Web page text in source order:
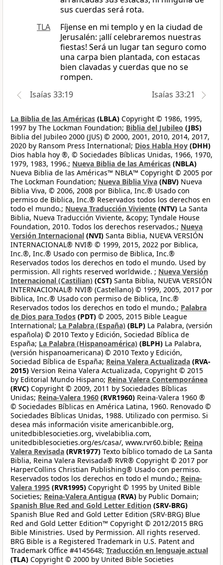
sus cuerdas será rota.
TLA
Fíjense en mi templo y en la ciudad de
Jerusalén: ¡allí celebraremos nuestras
fiestas! Será un lugar tan seguro como
una carpa bien plantada, con estacas
bien clavadas y cuerdas que no se
rompen.
Isaías 33:19
Isaías 33:21
La Biblia de las Américas (LBLA) Copyright © 1986, 1995,
1997 by The Lockman Foundation; Biblia del Jubileo (JBS)
Biblia del Jubileo 2000 (JUS) © 2000, 2001, 2010, 2014, 2017,
2020 by Ransom Press International; Dios Habla Hoy (DHH)
Dios habla hoy ®, © Sociedades Bíblicas Unidas, 1966, 1970,
1979, 1983, 1996.; Nueva Biblia de las Américas (NBLA)
Nueva Biblia de las Américas™ NBLA™ Copyright © 2005 por
The Lockman Foundation; Nueva Biblia Viva (NBV) Nueva
Biblia Viva, © 2006, 2008 por Biblica, Inc.® Usado con
permiso de Biblica, Inc.® Reservados todos los derechos en
todo el mundo.; Nueva Traducción Viviente (NTV) La Santa
Biblia, Nueva Traducción Viviente, &copy; Tyndale House
Foundation, 2010. Todos los derechos reservados.; Nueva
Versión Internacional (NVI) Santa Biblia, NUEVA VERSIÓN
INTERNACIONAL® NVI® © 1999, 2015, 2022 por Biblica,
Inc.®, Inc.® Usado con permiso de Biblica, Inc.®
Reservados todos los derechos en todo el mundo. Used by
permission. All rights reserved worldwide. ; Nueva Versión
Internacional (Castilian) (CST) Santa Biblia, NUEVA VERSIÓN
INTERNACIONAL® NVI® (Castellano) © 1999, 2005, 2017 por
Biblica, Inc.® Usado con permiso de Biblica, Inc.®
Reservados todos los derechos en todo el mundo.; Palabra
de Dios para Todos (PDT) © 2005, 2015 Bible League
International; La Palabra (España) (BLP) La Palabra, (versión
española) © 2010 Texto y Edición, Sociedad Bíblica de
España; La Palabra (Hispanoamérica) (BLPH) La Palabra,
(versión hispanoamericana) © 2010 Texto y Edición,
Sociedad Bíblica de España; Reina Valera Actualizada (RVA-
2015) Version Reina Valera Actualizada, Copyright © 2015
by Editorial Mundo Hispano; Reina Valera Contemporánea
(RVC) Copyright © 2009, 2011 by Sociedades Bíblicas
Unidas; Reina-Valera 1960 (RVR1960) Reina-Valera 1960 ®
© Sociedades Bíblicas en América Latina, 1960. Renovado ©
Sociedades Bíblicas Unidas, 1988. Utilizado con permiso. Si
desea más información visite americanbible.org,
unitedbiblesocieties.org, vivelabiblia.com,
unitedbiblesocieties.org/es/casa/, www.rvr60.bible; Reina
Valera Revisada (RVR1977) Texto bíblico tomado de La Santa
Biblia, Reina Valera Revisada® RVR® Copyright © 2017 por
HarperCollins Christian Publishing® Usado con permiso.
Reservados todos los derechos en todo el mundo.; Reina-
Valera 1995 (RVR1995) Copyright © 1995 by United Bible
Societies; Reina-Valera Antigua (RVA) by Public Domain;
Spanish Blue Red and Gold Letter Edition (SRV-BRG)
Spanish Blue Red and Gold Letter Edition (SRV-BRG) Blue
Red and Gold Letter Edition™ Copyright © 2012/2015 BRG
Bible Ministries. Used by Permission. All rights reserved.
BRG Bible is a Registered Trademark in U.S. Patent and
Trademark Office #4145648; Traducción en lenguaje actual
(TLA) Copyright © 2000 by United Bible Societies